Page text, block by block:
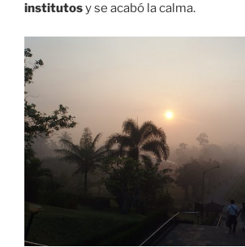
institutosy se acabó la calma.